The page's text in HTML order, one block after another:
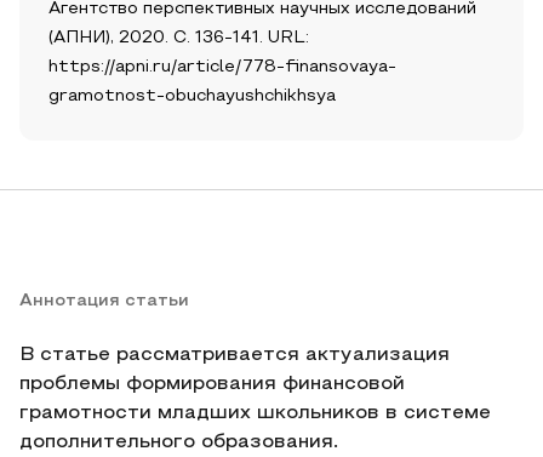
Агентство перспективных научных исследований
(АПНИ), 2020. С. 136-141. URL:
https://apni.ru/article/778-finansovaya-
gramotnost-obuchayushchikhsya
Аннотация статьи
В статье рассматривается актуализация
проблемы формирования финансовой
грамотности младших школьников в системе
дополнительного образования.